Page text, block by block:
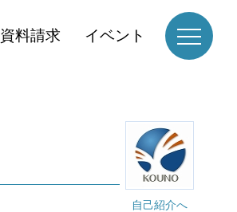
資料請求 イベント
自己紹介へ